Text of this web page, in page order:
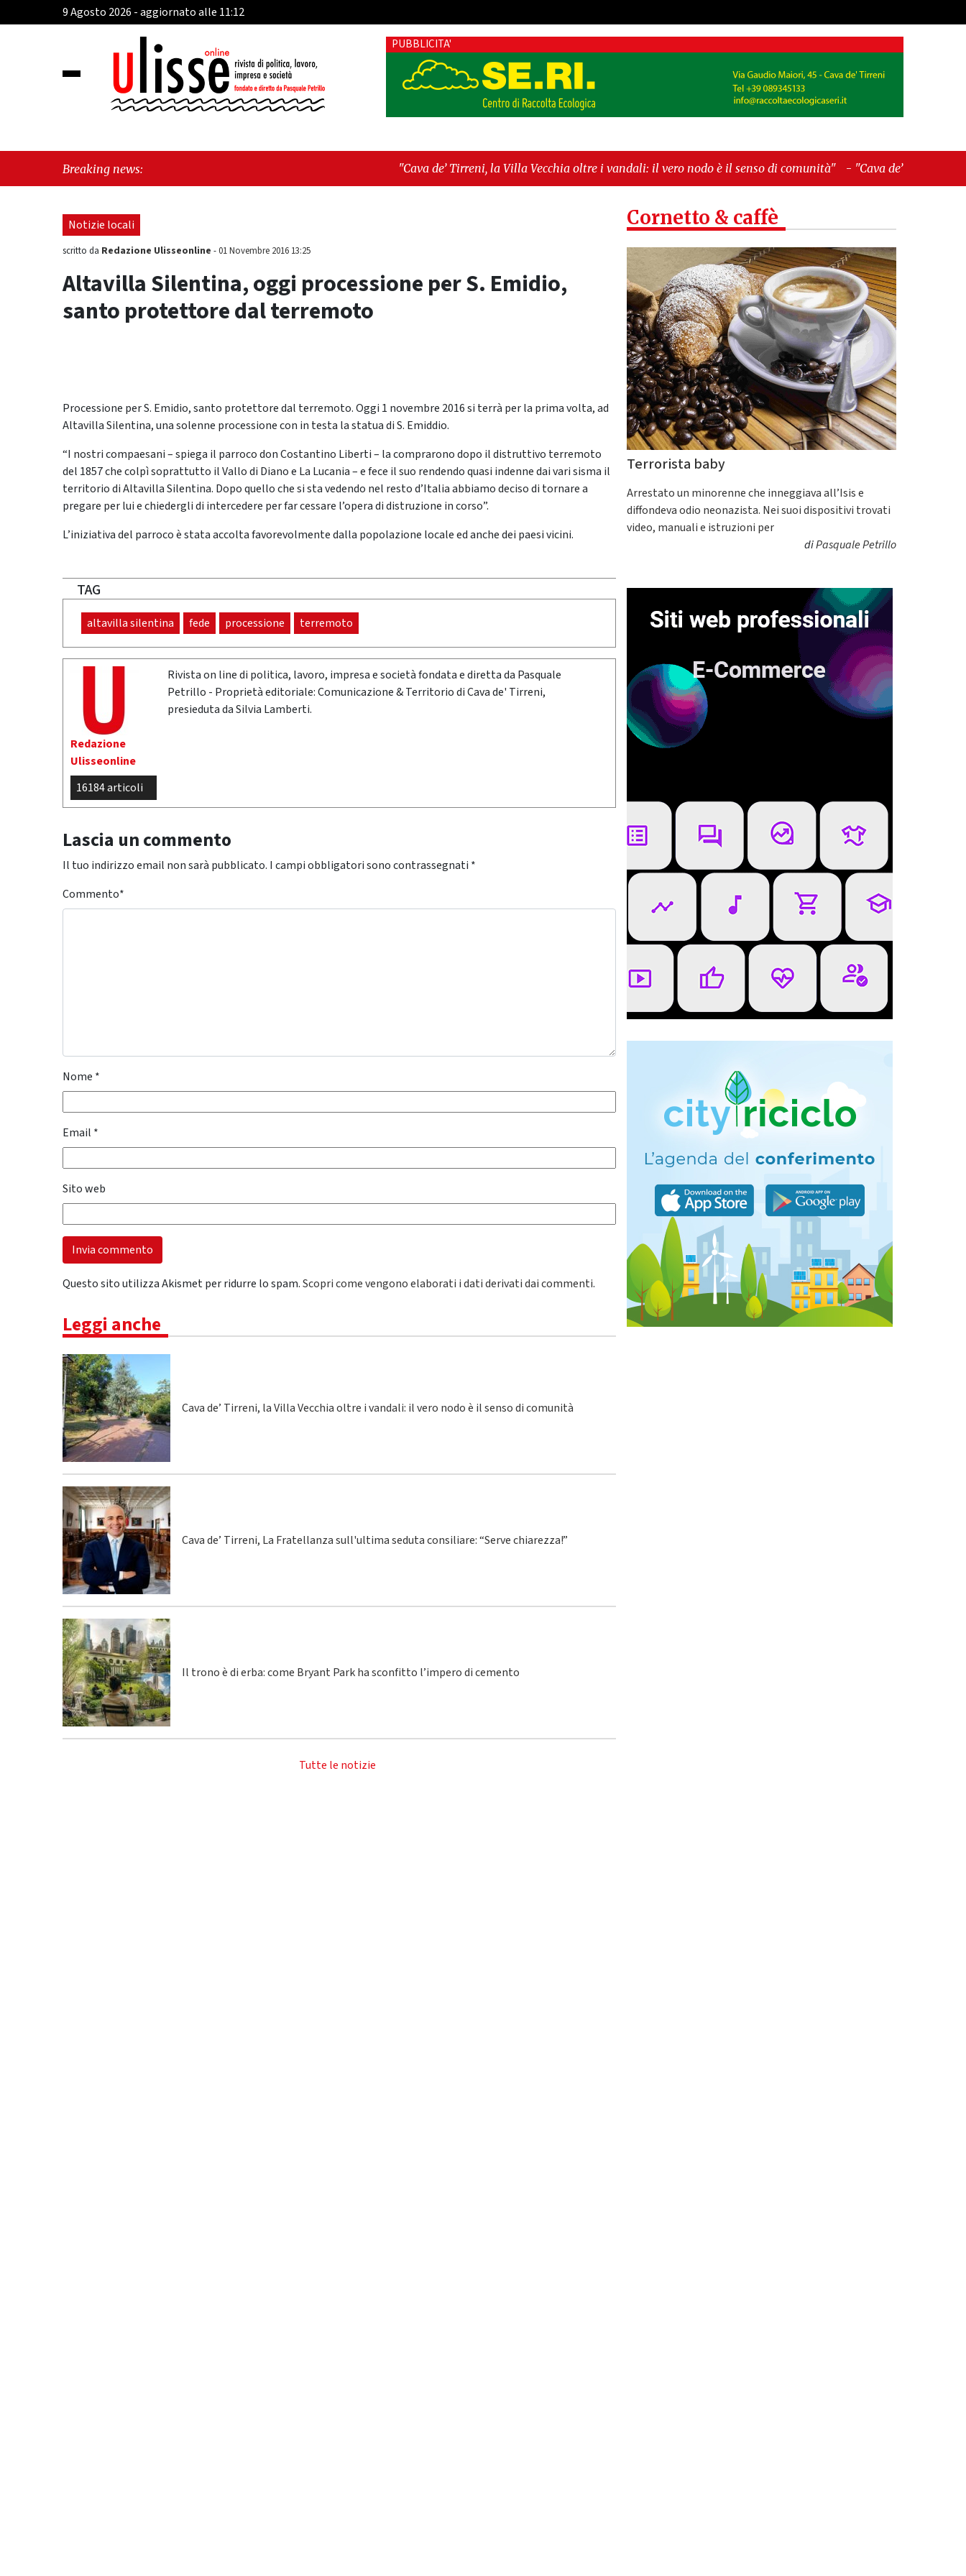
9 Agosto 2026 - aggiornato alle 11:12
PUBBLICITA'
Breaking news: "Cava de’ Tirreni, la Villa Vecchia oltre i vandali: il vero nodo è il senso di comunità" - "Cava de’ Tirreni, La
Fratellanza sull'ultima seduta consiliare: “Serve chiarezza!”"
Notizie locali
scritto da Redazione Ulisseonline -01 Novembre 2016 13:25
Altavilla Silentina, oggi processione per S. Emidio,
santo protettore dal terremoto
Processione per S. Emidio, santo protettore dal terremoto. Oggi 1 novembre 2016 si terrà per la prima volta, ad
Altavilla Silentina, una solenne processione con in testa la statua di S. Emiddio.
“I nostri compaesani – spiega il parroco don Costantino Liberti – la comprarono dopo il distruttivo terremoto
del 1857 che colpì soprattutto il Vallo di Diano e La Lucania – e fece il suo rendendo quasi indenne dai vari sisma il
territorio di Altavilla Silentina. Dopo quello che si sta vedendo nel resto d’Italia abbiamo deciso di tornare a
pregare per lui e chiedergli di intercedere per far cessare l’opera di distruzione in corso”.
L’iniziativa del parroco è stata accolta favorevolmente dalla popolazione locale ed anche dei paesi vicini.
TAG
altavilla silentina fede processione terremoto
Redazione
Ulisseonline
16184 articoli
Rivista on line di politica, lavoro, impresa e società fondata e diretta da Pasquale
Petrillo - Proprietà editoriale: Comunicazione & Territorio di Cava de' Tirreni,
presieduta da Silvia Lamberti.
Lascia un commento
Il tuo indirizzo email non sarà pubblicato. I campi obbligatori sono contrassegnati *
Commento*
Nome *
Email *
Sito web
Questo sito utilizza Akismet per ridurre lo spam.Scopri come vengono elaborati i dati derivati dai commenti.
Leggi anche
Cava de’ Tirreni, la Villa Vecchia oltre i vandali: il vero nodo è il senso di comunità
Cava de’ Tirreni, La Fratellanza sull'ultima seduta consiliare: “Serve chiarezza!”
Il trono è di erba: come Bryant Park ha sconfitto l’impero di cemento
Tutte le notizie
Cornetto & caffè
Terrorista baby
Arrestato un minorenne che inneggiava all’Isis e
diffondeva odio neonazista. Nei suoi dispositivi trovati
video, manuali e istruzioni per
diPasquale Petrillo